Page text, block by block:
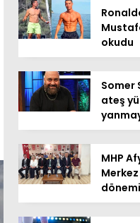
okudu
Somer
ateş
MHP
dönemi